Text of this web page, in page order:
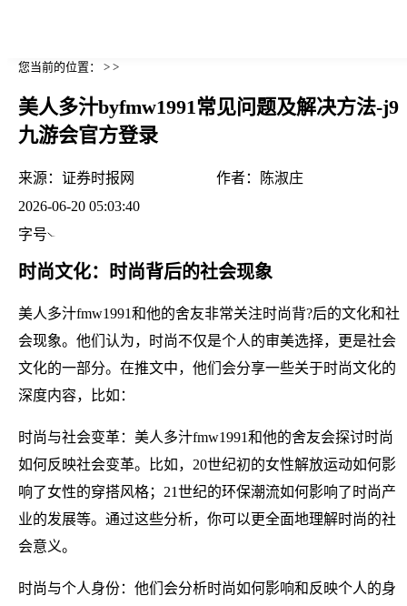
您当前的位置： > >
美人多汁byfmw1991常见问题及解决方法-j9
九游会官方登录
来源： 证券时报网 作者：
陈淑庄
2026-06-20 05:03:40
字号
时尚文化：时尚背后的社会现象
美人多汁fmw1991和他的舍友非常关注时尚背?后的文化和社
会现象。他们认为，时尚不仅是个人的审美选择，更是社会
文化的一部分。在推文中，他们会分享一些关于时尚文化的
深度内容，比如：
时尚与社会变革：美人多汁fmw1991和他的舍友会探讨时尚
如何反映社会变革。比如，20世纪初的女性解放运动如何影
响了女性的穿搭风格；21世纪的环保潮流如何影响了时尚产
业的发展等。通过这些分析，你可以更全面地理解时尚的社
会意义。
时尚与个人身份：他们会分析时尚如何影响和反映个人的身